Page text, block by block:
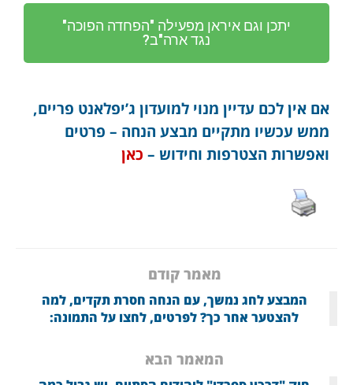
יתכן וגם איראן מפעילה "הפחדה הפוכה"
נגד ארה"ב?
אם אין לכם עדיין מנוי למועדון ג’יפלאנט פריים,
ממש עכשיו מתקיים מבצע הנחה – פרטים
ואפשרות הצטרפות וחידוש – כאן
מאמר קודם
המבצע לחג נמשך, עם הנחה חסרת תקדים, למה
להצטער אחר כך? לפרטים, לחצו על התמונה:
המאמר הבא